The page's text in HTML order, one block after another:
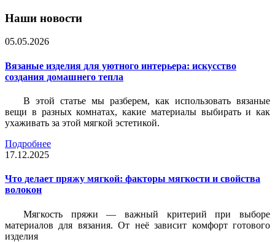
Наши новости
05.05.2026
Вязаные изделия для уютного интерьера: искусство
создания домашнего тепла
В этой статье мы разберем, как использовать вязаные
вещи в разных комнатах, какие материалы выбирать и как
ухаживать за этой мягкой эстетикой.
Подробнее
17.12.2025
Что делает пряжу мягкой: факторы мягкости и свойства
волокон
Мягкость пряжи — важный критерий при выборе
материалов для вязания. От неё зависит комфорт готового
изделия